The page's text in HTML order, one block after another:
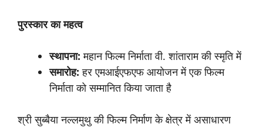
पुरस्कारकामहत्व
स्थापना: महान फिल्म निर्माता वी. शांताराम की स्मृति में
समारोह: हर एमआईएफएफ आयोजन में एक फिल्म
निर्माता को सम्मानित किया जाता है
श्री सुब्बैया नल्लमुथु की फिल्म निर्माण के क्षेत्र में असाधारण